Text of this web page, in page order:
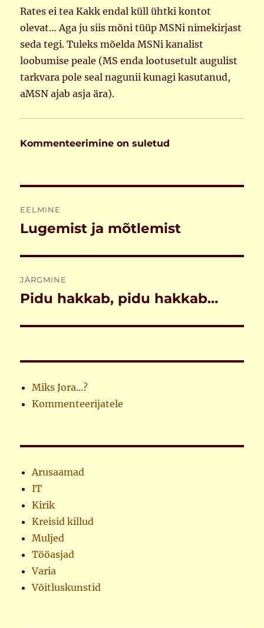
Rates ei tea Kakk endal küll ühtki kontot
olevat… Aga ju siis mõni tüüp MSNi nimekirjast
seda tegi. Tuleks mõelda MSNi kanalist
loobumise peale (MS enda lootusetult augulist
tarkvara pole seal nagunii kunagi kasutanud,
aMSN ajab asja ära).
Kommenteerimine on suletud
EELMINE
Eelmine
Lugemist ja mõtlemist
JÄRGMINE
Järgmine
Pidu hakkab, pidu hakkab…
Miks Jora...?
Kommenteerijatele
Arusaamad
IT
Kirik
Kreisid killud
Muljed
Tööasjad
Varia
Võitluskunstid